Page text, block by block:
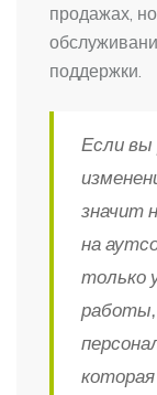
продажах,
поддержки.
Если вы
значит
на
только
работы,